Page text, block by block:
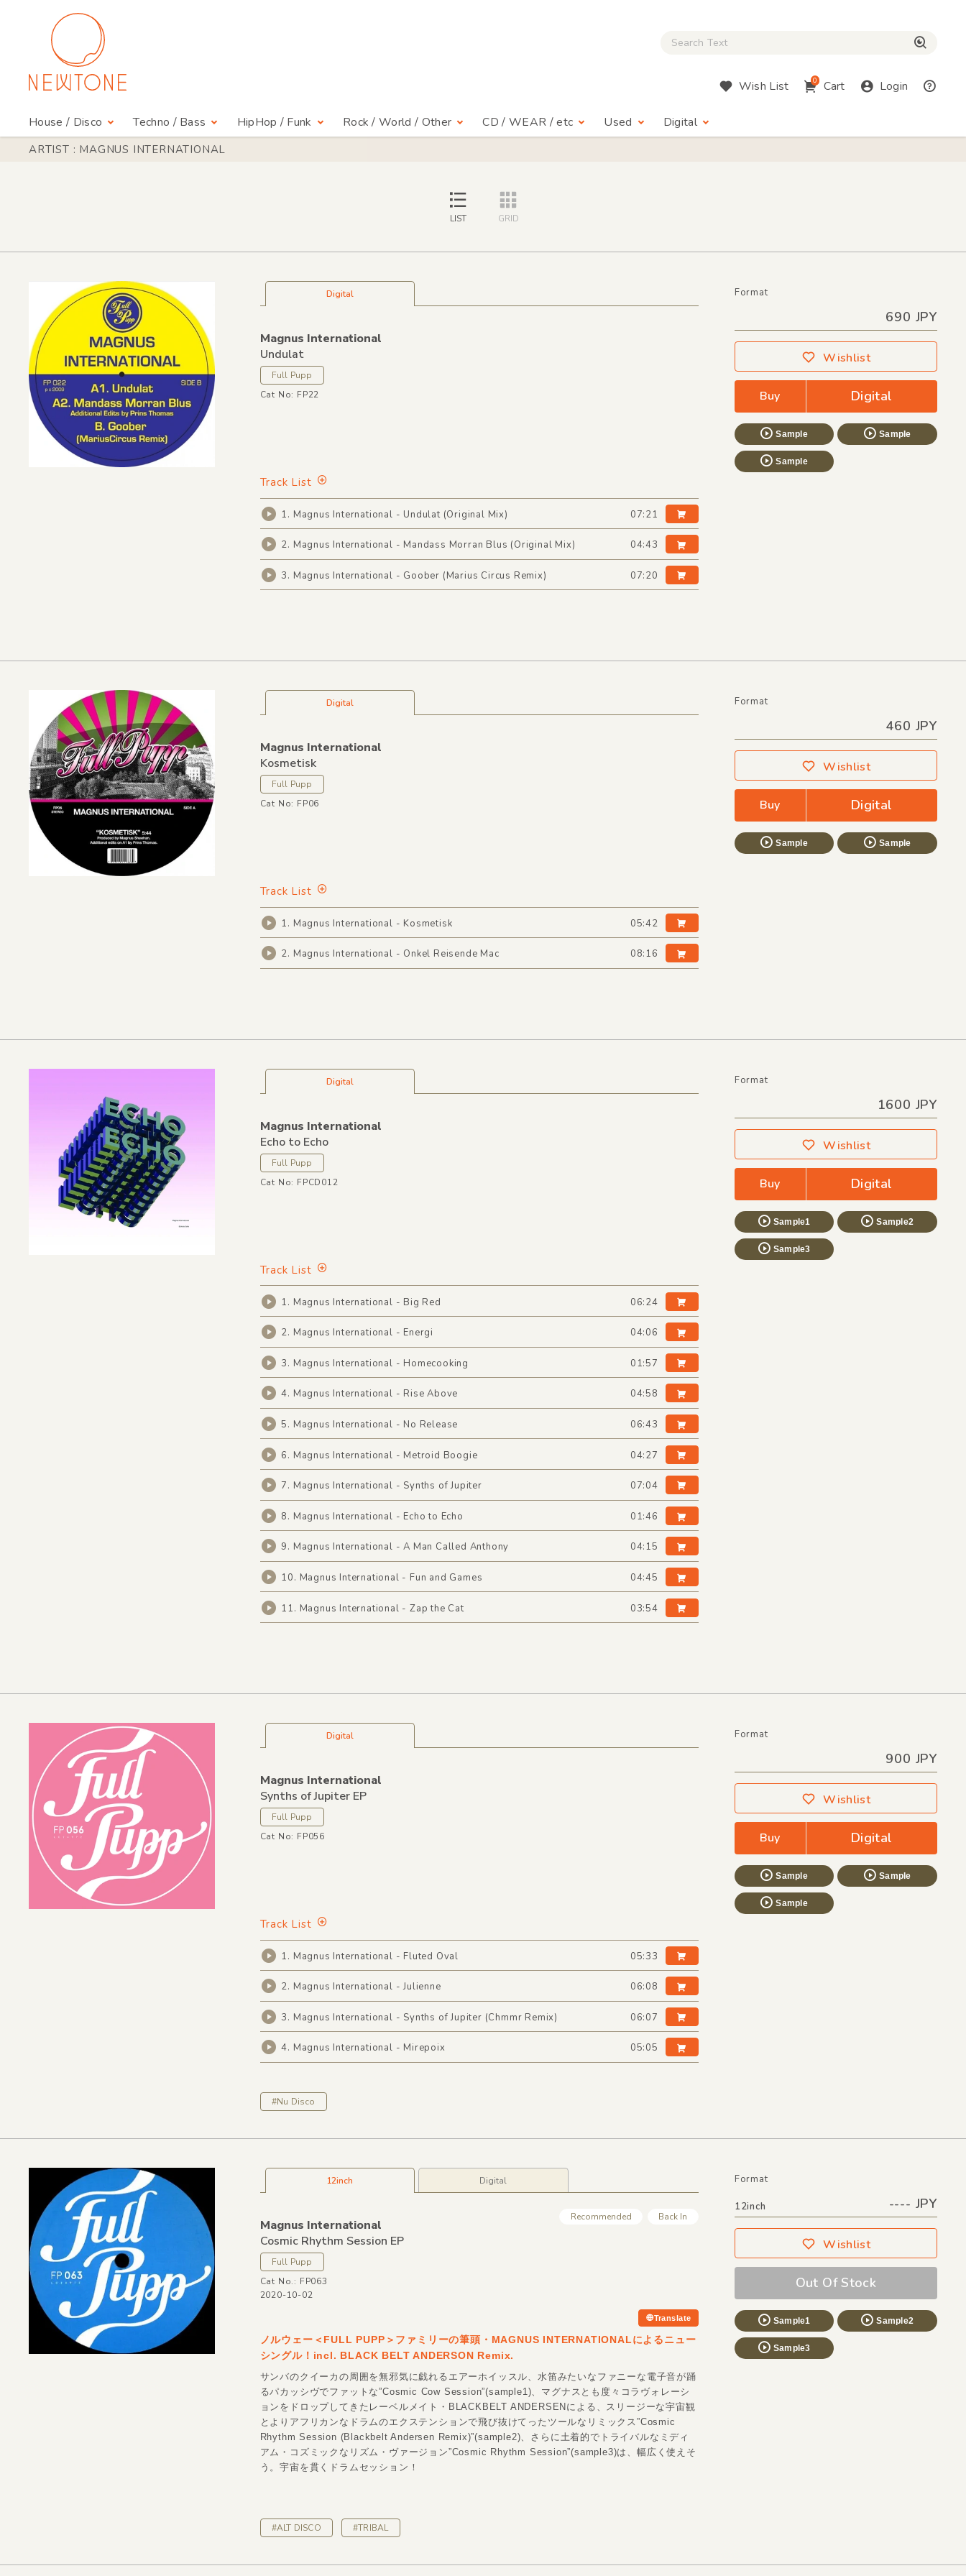
Close Search box
Wish List 0 Cart Login
House / Disco Techno / Bass HipHop / Funk Rock / World / Other CD / WEAR / etc Used Digital
ARTIST : MAGNUS INTERNATIONAL
LIST GRID
Digital
Magnus International
Undulat
Full Pupp
Cat No: FP22
Format
690 JPY
Wishlist
Buy Digital
Sample Sample
Sample
Track List
1. Magnus International - Undulat (Original Mix) 07:21
2. Magnus International - Mandass Morran Blus (Original Mix) 04:43
3. Magnus International - Goober (Marius Circus Remix) 07:20
Digital
Magnus International
Kosmetisk
Full Pupp
Cat No: FP06
Format
460 JPY
Wishlist
Buy Digital
Sample Sample
Track List
1. Magnus International - Kosmetisk 05:42
2. Magnus International - Onkel Reisende Mac 08:16
Digital
Magnus International
Echo to Echo
Full Pupp
Cat No: FPCD012
Format
1600 JPY
Wishlist
Buy Digital
Sample1 Sample2
Sample3
Track List
1. Magnus International - Big Red 06:24
2. Magnus International - Energi 04:06
3. Magnus International - Homecooking 01:57
4. Magnus International - Rise Above 04:58
5. Magnus International - No Release 06:43
6. Magnus International - Metroid Boogie 04:27
7. Magnus International - Synths of Jupiter 07:04
8. Magnus International - Echo to Echo 01:46
9. Magnus International - A Man Called Anthony 04:15
10. Magnus International - Fun and Games 04:45
11. Magnus International - Zap the Cat 03:54
Digital
Magnus International
Synths of Jupiter EP
Full Pupp
Cat No: FP056
Format
900 JPY
Wishlist
Buy Digital
Sample Sample
Sample
Track List
1. Magnus International - Fluted Oval 05:33
2. Magnus International - Julienne 06:08
3. Magnus International - Synths of Jupiter (Chmmr Remix) 06:07
4. Magnus International - Mirepoix 05:05
#Nu Disco
12inch Digital
Recommended Back In
Magnus International
Cosmic Rhythm Session EP
Full Pupp
Cat No.: FP063
2020-10-02
Translate
Format
12inch ---- JPY
Wishlist
Out Of Stock
Sample1 Sample2
Sample3
ノルウェー＜FULL PUPP＞ファミリーの筆頭・MAGNUS INTERNATIONALによるニュー
シングル！incl. BLACK BELT ANDERSON Remix.
サンバのクイーカの周囲を無邪気に戯れるエアーホイッスル、水笛みたいなファニーな電子音が踊
るパカッシヴでファットな”Cosmic Cow Session”(sample1)、マグナスとも度々コラヴォレーシ
ョンをドロップしてきたレーベルメイト・BLACKBELT ANDERSENによる、スリージーな宇宙観
とよりアフリカンなドラムのエクステンションで飛び抜けてったツールなリミックス”Cosmic
Rhythm Session (Blackbelt Andersen Remix)”(sample2)、さらに土着的でトライバルなミディ
アム・コズミックなリズム・ヴァージョン”Cosmic Rhythm Session”(sample3)は、幅広く使えそ
う。宇宙を貫くドラムセッション！
#ALT DISCO #TRIBAL